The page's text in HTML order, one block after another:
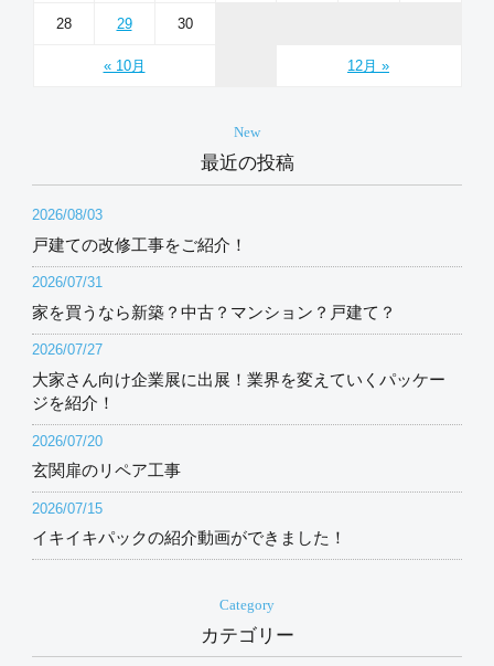
« 10月 12月 »
28 29 30
New
最近の投稿
2026/08/03
戸建ての改修工事をご紹介！
2026/07/31
家を買うなら新築？中古？マンション？戸建て？
2026/07/27
大家さん向け企業展に出展！業界を変えていくパッケー
ジを紹介！
2026/07/20
玄関扉のリペア工事
2026/07/15
イキイキパックの紹介動画ができました！
Category
カテゴリー